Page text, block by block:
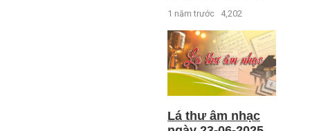
1 năm trước 4,202
Lá thư âm nhạc